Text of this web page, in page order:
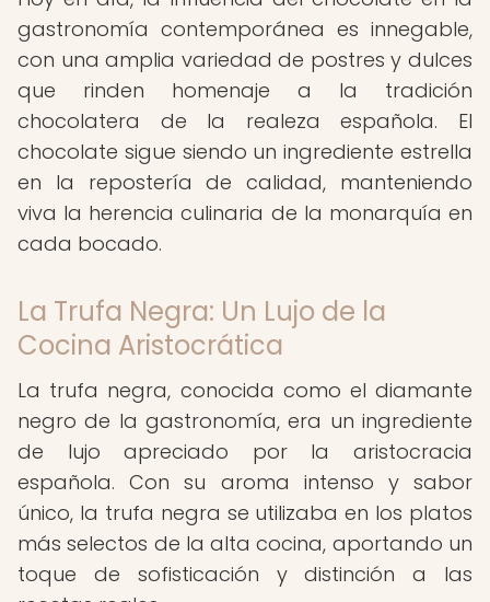
gastronomía contemporánea es innegable,
con una amplia variedad de postres y dulces
que rinden homenaje a la tradición
chocolatera de la realeza española. El
chocolate sigue siendo un ingrediente estrella
en la repostería de calidad, manteniendo
viva la herencia culinaria de la monarquía en
cada bocado.
La Trufa Negra: Un Lujo de la
Cocina Aristocrática
La trufa negra, conocida como el diamante
negro de la gastronomía, era un ingrediente
de lujo apreciado por la aristocracia
española. Con su aroma intenso y sabor
único, la trufa negra se utilizaba en los platos
más selectos de la alta cocina, aportando un
toque de sofisticación y distinción a las